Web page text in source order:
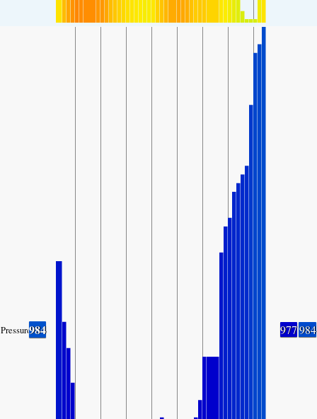
Pressure984 977984